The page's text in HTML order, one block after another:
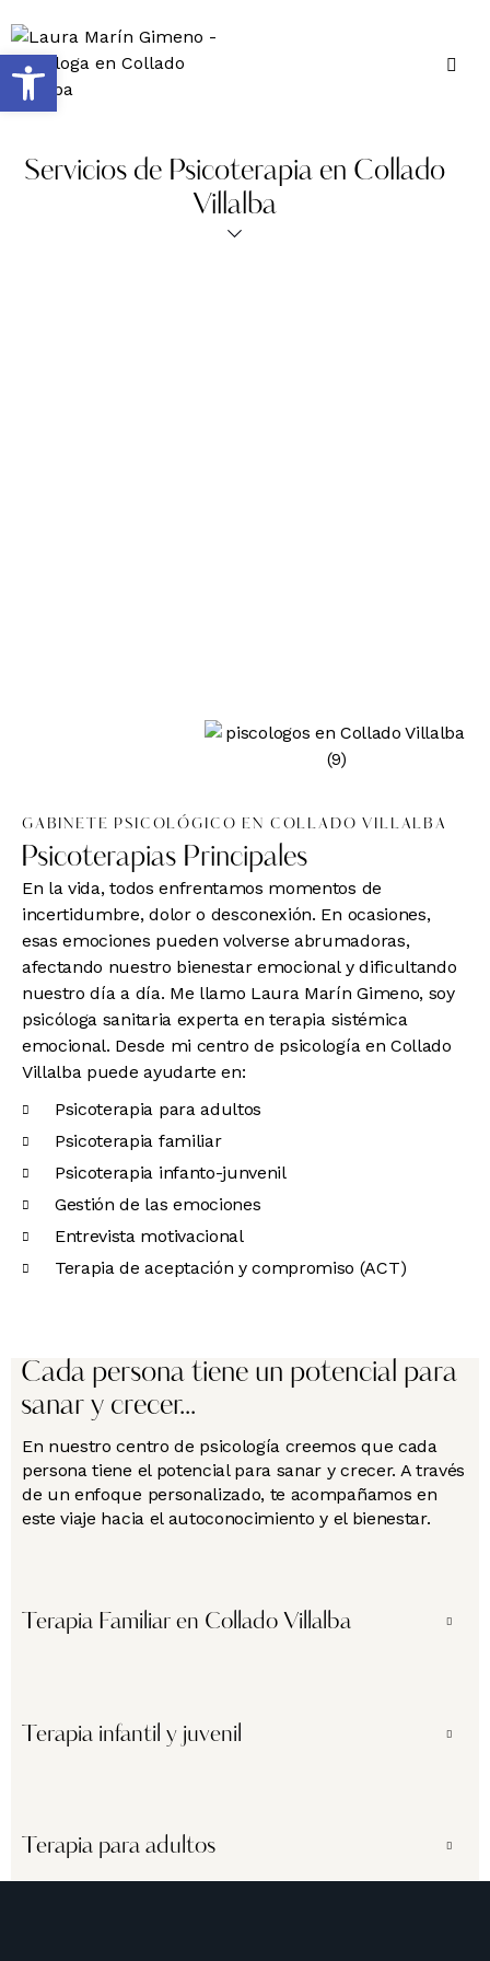
Servicios de Psicoterapia en Collado
Villalba
GABINETE PSICOLÓGICO EN COLLADO VILLALBA
Psicoterapias Principales
En la vida, todos enfrentamos momentos de
incertidumbre, dolor o desconexión. En ocasiones,
esas emociones pueden volverse abrumadoras,
afectando nuestro bienestar emocional y dificultando
nuestro día a día. Me llamo Laura Marín Gimeno, soy
psicóloga sanitaria experta en terapia sistémica
emocional. Desde mi centro de psicología en Collado
Villalba puede ayudarte en:
Psicoterapia para adultos
Psicoterapia familiar
Psicoterapia infanto-junvenil
Gestión de las emociones
Entrevista motivacional
Terapia de aceptación y compromiso (ACT)
Cada persona tiene un potencial para
sanar y crecer...
En nuestro centro de psicología creemos que cada
persona tiene el potencial para sanar y crecer. A través
de un enfoque personalizado, te acompañamos en
este viaje hacia el autoconocimiento y el bienestar.
Terapia Familiar en Collado Villalba
Terapia infantil y juvenil
Terapia para adultos
Abrir barra de herramientas